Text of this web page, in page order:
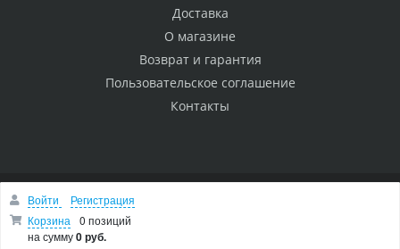
Доставка
О магазине
Возврат и гарантия
Пользовательское соглашение
Контакты
© 2005 Сервисный центр Макита
Войти
Регистрация
Корзина
0 позиций
на сумму0 руб.